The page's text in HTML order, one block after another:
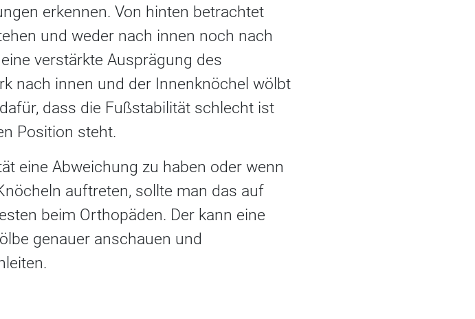
erkennen. Von hinten betrachtet
und weder nach innen noch nach
verstärkte Ausprägung des
nach innen und der Innenknöchel wölbt
dass die Fußstabilität schlecht ist
Position steht.
eine Abweichung zu haben oder wenn
auftreten, sollte man das auf
beim Orthopäden. Der kann eine
genauer anschauen und